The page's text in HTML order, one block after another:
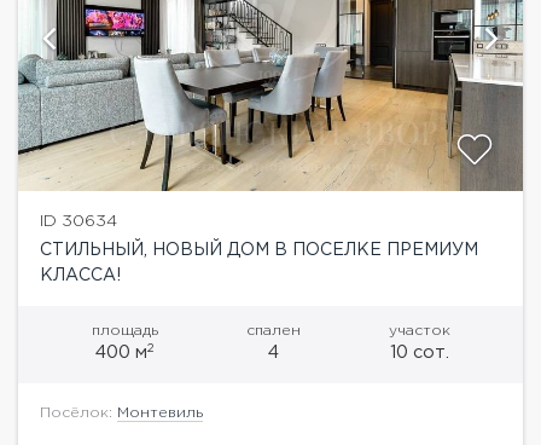
ID 30634
СТИЛЬНЫЙ, НОВЫЙ ДОМ В ПОСЕЛКЕ ПРЕМИУМ
КЛАССА!
площадь
400 м2
спален
4
участок
10 сот.
Посёлок: Монтевиль